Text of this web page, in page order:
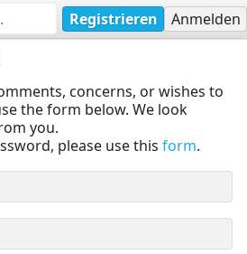
Registrieren Anmelden
concerns, or wishes to
the form below. We look
you.
please use this form.